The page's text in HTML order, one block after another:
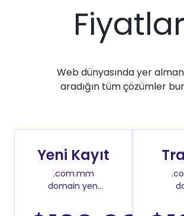
Web dünyasında yer
aradığın tüm çözümler
Yeni Kayıt
.com.mm
domain yeni